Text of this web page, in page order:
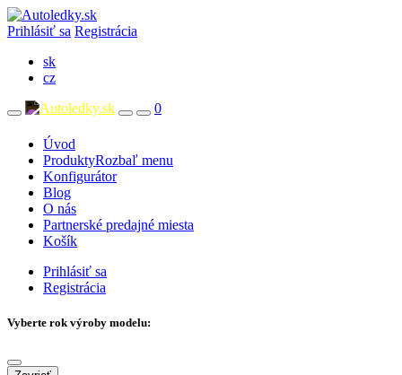
Prihlásiť sa Registrácia
sk
cz
0
Úvod
ProduktyRozbaľ menu
Konfigurátor
Blog
O nás
Partnerské predajné miesta
Košík
Prihlásiť sa
Registrácia
Vyberte rok výroby modelu: